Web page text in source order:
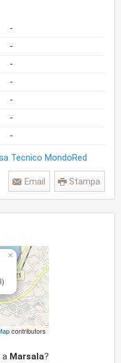
-
-
-
-
-
-
-
Tecnico MondoRed
Stampa
Email
×
contributors
a Marsala?